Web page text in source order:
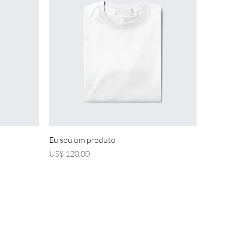
Visualização rápida
Eu sou um produto
Preço
US$ 120,00